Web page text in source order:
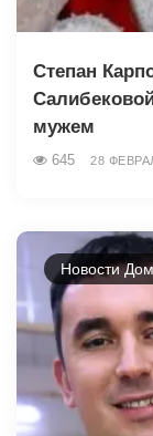
Степан
мужем
645 28
Новости